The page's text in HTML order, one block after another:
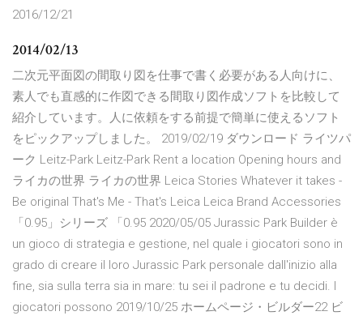
2016/12/21
2014/02/13
二次元平面図の間取り図を仕事で書く必要がある人向けに、
素人でも直感的に作図できる間取り図作成ソフトを比較して
紹介しています。人に依頼をする前提で簡単に使えるソフト
をピックアップしました。 2019/02/19 ダウンロード ライツパ
ーク Leitz-Park Leitz-Park Rent a location Opening hours and
ライカの世界 ライカの世界 Leica Stories Whatever it takes -
Be original That's Me - That's Leica Leica Brand Accessories
「0.95」シリーズ 「0.95 2020/05/05 Jurassic Park Builder è
un gioco di strategia e gestione, nel quale i giocatori sono in
grado di creare il loro Jurassic Park personale dall'inizio alla
fine, sia sulla terra sia in mare: tu sei il padrone e tu decidi. I
giocatori possono 2019/10/25 ホームページ・ビルダー22 ビ